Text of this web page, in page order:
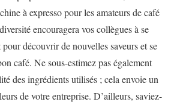
à expresso pour les amateurs de café
encouragera vos collègues à se
découvrir de nouvelles saveurs et se
café. Ne sous-estimez pas également
des ingrédients utilisés ; cela envoie un
de votre entreprise. D’ailleurs, saviez-